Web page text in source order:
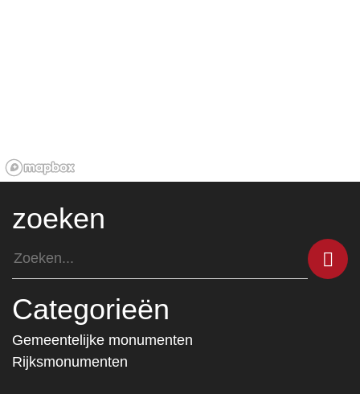
zoeken
Categorieën
Gemeentelijke monumenten
Rijksmonumenten